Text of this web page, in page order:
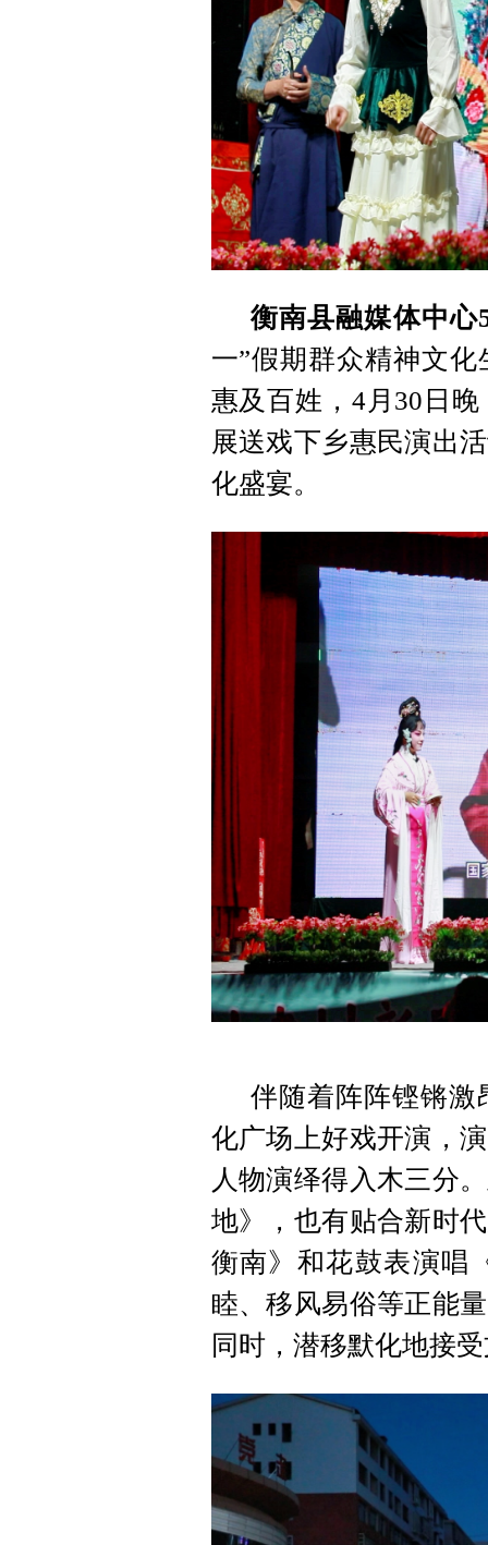
衡南县融媒体中
一”假期群众精神文
惠及百姓，4月30日
展送戏下乡惠民演出
化盛宴。
伴随着阵阵铿锵激
化广场上好戏开演，
人物演绎得入木三分
地》，也有贴合新时
衡南》和花鼓表演唱
睦、移风易俗等正能
同时，潜移默化地接